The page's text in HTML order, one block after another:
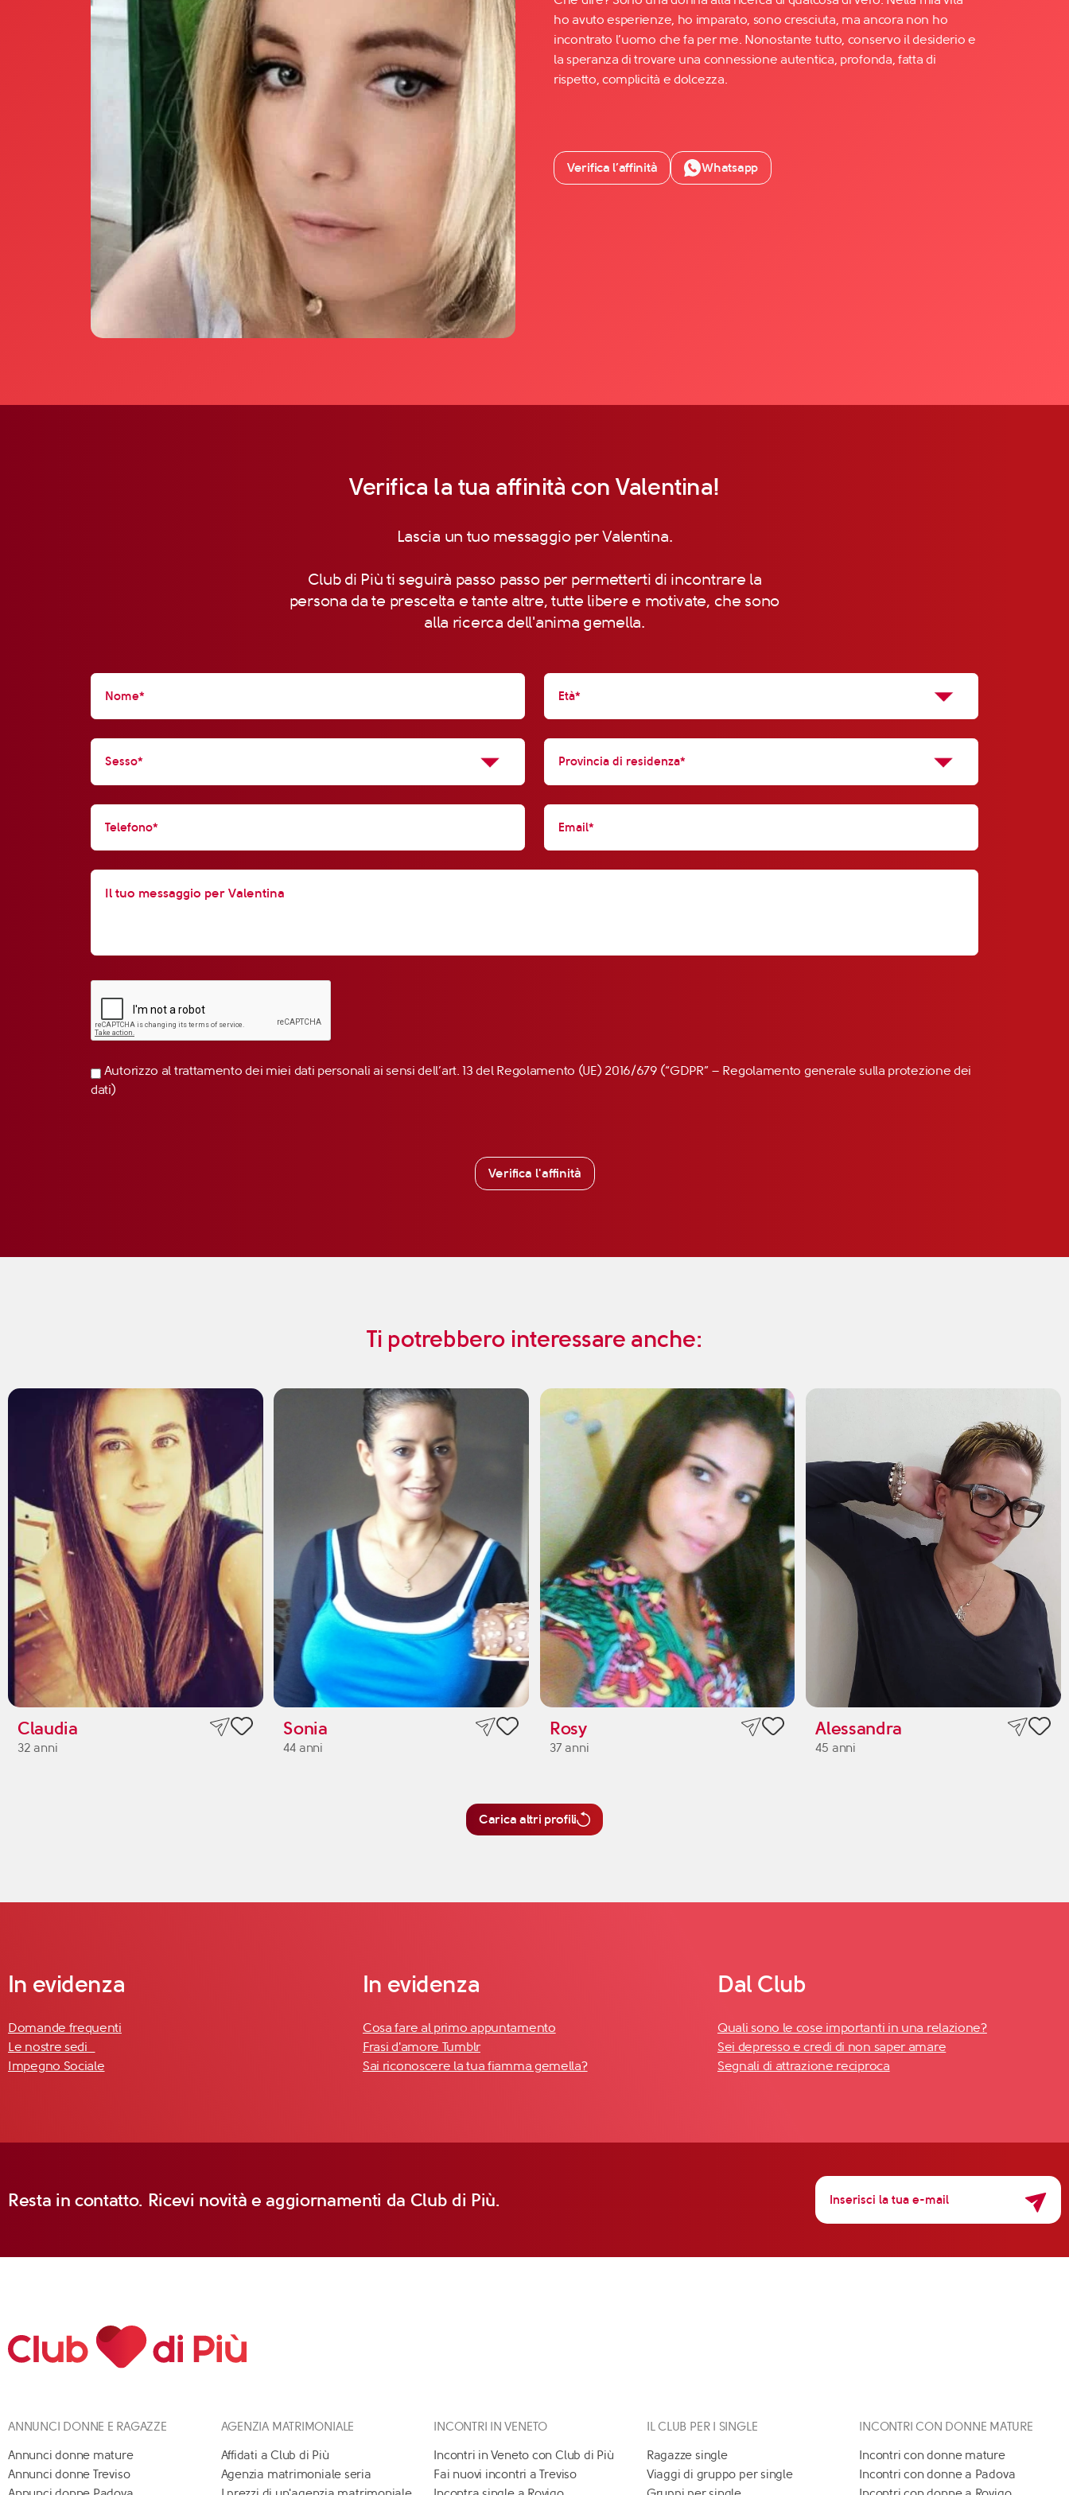
YouTube
ho avuto esperienze, ho imparato, sono cresciuta, ma ancora non ho
incontrato l’uomo che fa per me. Nonostante tutto, conservo il desiderio e
la speranza di trovare una connessione autentica, profonda, fatta di
rispetto, complicità e dolcezza.
Verifica l’affinità Whatsapp
Verifica la tua affinità con Valentina!
Lascia un tuo messaggio per Valentina.
Club di Più ti seguirà passo passo per permetterti di incontrare la
persona da te prescelta e tante altre, tutte libere e motivate, che sono
alla ricerca dell'anima gemella.
Autorizzo al trattamento dei miei dati personali ai sensi dell’art. 13 del Regolamento (UE) 2016/679 (“GDPR” – Regolamento generale sulla protezione dei
dati)
Verifica l'affinità
Ti potrebbero interessare anche:
Claudia
32 anni
Sonia
44 anni
Rosy
37 anni
Alessandra
45 anni
Carica altri profili
In evidenza
Domande frequenti
Le nostre sedi
Impegno Sociale
In evidenza
Cosa fare al primo appuntamento
Frasi d'amore Tumblr
Sai riconoscere la tua fiamma gemella?
Dal Club
Quali sono le cose importanti in una relazione?
Sei depresso e credi di non saper amare
Segnali di attrazione reciproca
Resta in contatto. Ricevi novità e aggiornamenti da Club di Più.
ANNUNCI DONNE E RAGAZZE
Annunci donne mature
Annunci donne Treviso
AGENZIA MATRIMONIALE
Affidati a Club di Più
Agenzia matrimoniale seria
INCONTRI IN VENETO
Incontri in Veneto con Club di Più
Fai nuovi incontri a Treviso
IL CLUB PER I SINGLE
Ragazze single
Viaggi di gruppo per single
INCONTRI CON DONNE MATURE
Incontri con donne mature
Incontri con donne a Padova